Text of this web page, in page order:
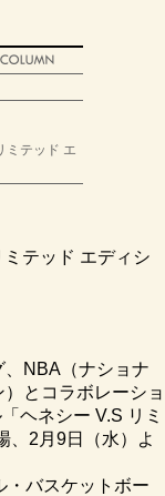
ミテッド エ
テッド エディシ
NBA（ナショナ
とコラボレーショ
ヘネシー V.S リミ
、2月9日（水）よ
・バスケットボー